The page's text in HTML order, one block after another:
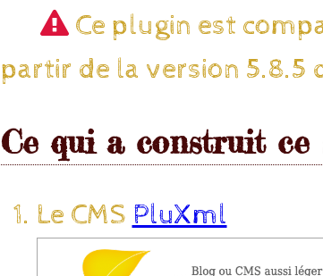
Ce plugin est
partir de la version 5.8.5
Ce qui a construit ce
Le CMS PluXml